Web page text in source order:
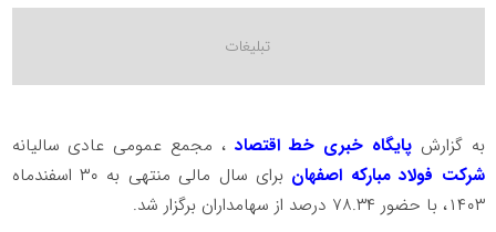
به گزارشپایگاه خبری خط اقتصاد ، مجمع عمومی عادی سالیانه
شرکت فولاد مبارکه اصفهان
برای سال مالی منتهی به ۳۰ اسفندماه
۱۴۰۳، با حضور ۷۸.۳۴ درصد از سهامداران برگزار شد.